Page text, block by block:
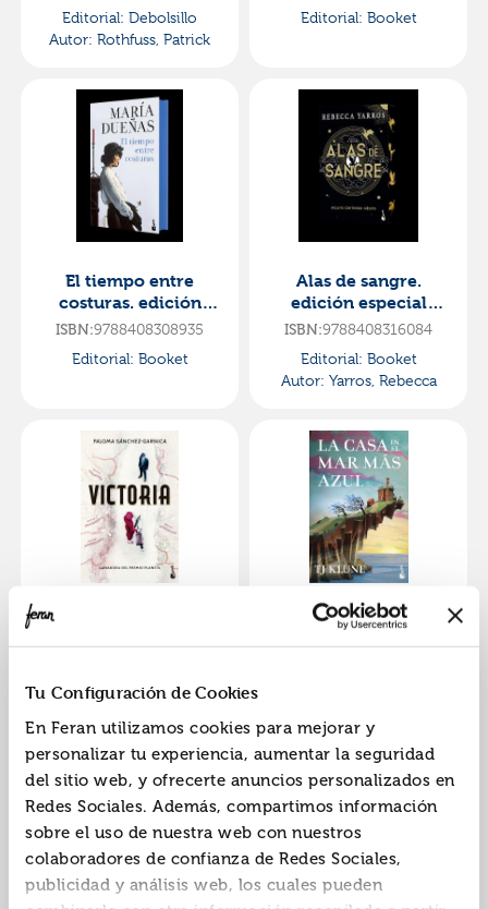
Tu Configuración de Cookies
En Feran utilizamos cookies para mejorar y
personalizar tu experiencia, aumentar la seguridad
del sitio web, y ofrecerte anuncios personalizados en
Redes Sociales. Además, compartimos información
sobre el uso de nuestra web con nuestros
colaboradores de confianza de Redes Sociales,
publicidad y análisis web, los cuales pueden
Editorial: Debolsillo
Autor: Rothfuss, Patrick
Editorial: Booket
El tiempo entre
costuras. edición
especial con cantos
ISBN:9788408308935
Editorial: Booket
Alas de sangre.
edición especial
limitada con cantos
ISBN:9788408316084
Editorial: Booket
Autor: Yarros, Rebecca
Editorial:Booket
La casa en el mar más
azul
Autor:Klune, T.j.k